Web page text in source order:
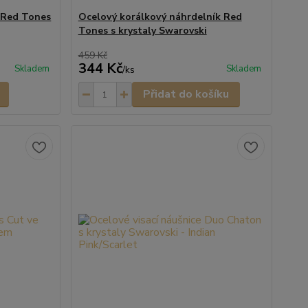
Tones
Skladem
Ocelový korálkový náhrdelník Red
Tones s krystaly Swarovski
459 Kč
344 Kč/ks Skladem
Přidat do košíku